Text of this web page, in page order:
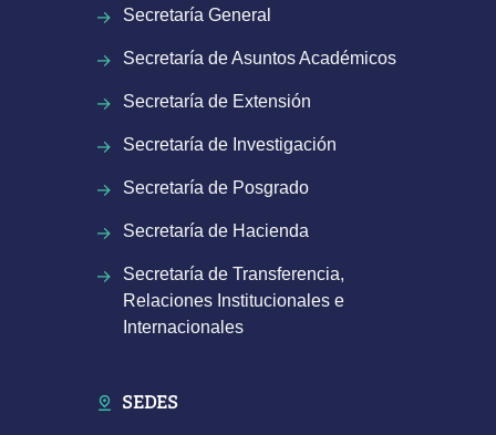
Secretaría General
Secretaría de Asuntos Académicos
Secretaría de Extensión
Secretaría de Investigación
Secretaría de Posgrado
Secretaría de Hacienda
Secretaría de Transferencia,
Relaciones Institucionales e
Internacionales
SEDES